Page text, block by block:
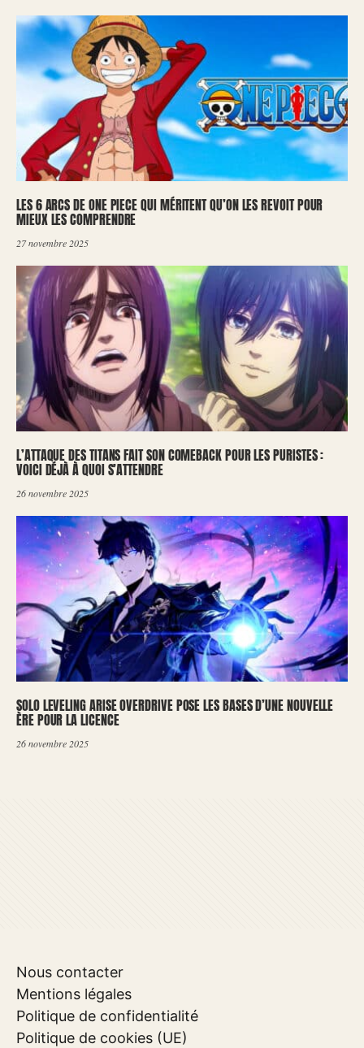
LES 6 ARCS DE ONE PIECE QUI MÉRITENT QU’ON LES REVOIT POUR
MIEUX LES COMPRENDRE
27 novembre 2025
L’ATTAQUE DES TITANS FAIT SON COMEBACK POUR LES PURISTES :
VOICI DÉJÀ À QUOI S’ATTENDRE
26 novembre 2025
SOLO LEVELING ARISE OVERDRIVE POSE LES BASES D’UNE NOUVELLE
ÈRE POUR LA LICENCE
26 novembre 2025
Nous contacter
Mentions légales
Politique de confidentialité
Politique de cookies (UE)